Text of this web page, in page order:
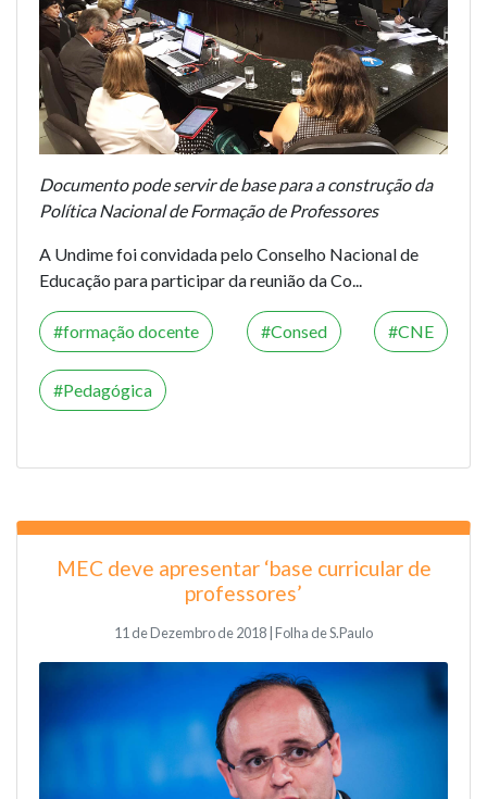
Documento pode servir de base para a construção da
Política Nacional de Formação de Professores
A Undime foi convidada pelo Conselho Nacional de
Educação para participar da reunião da Co...
formação docente Consed CNE
Pedagógica
MEC deve apresentar ‘base curricular de
professores’
11 de Dezembro de 2018 | Folha de S.Paulo